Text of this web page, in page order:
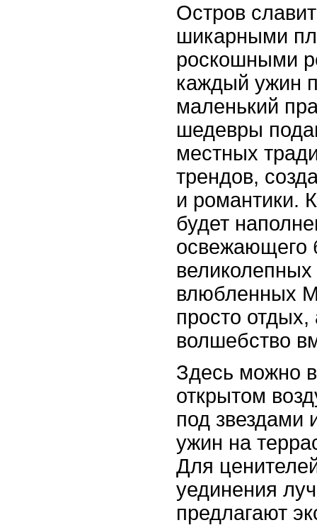
Остров
шикарными
роскошными
каждый ужин
маленький
шедевры
местных
трендов,
и романтики.
будет
освежающего
влюбленных
просто
волшебство
Здесь можно
открытом
под звездами
ужин на
Для
уединения
предлагают